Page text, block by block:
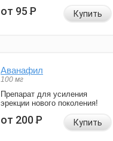
от 95Р Купить
Аванафил
100 мг
Препарат для усиления
эрекции нового поколения!
от 200Р Купить